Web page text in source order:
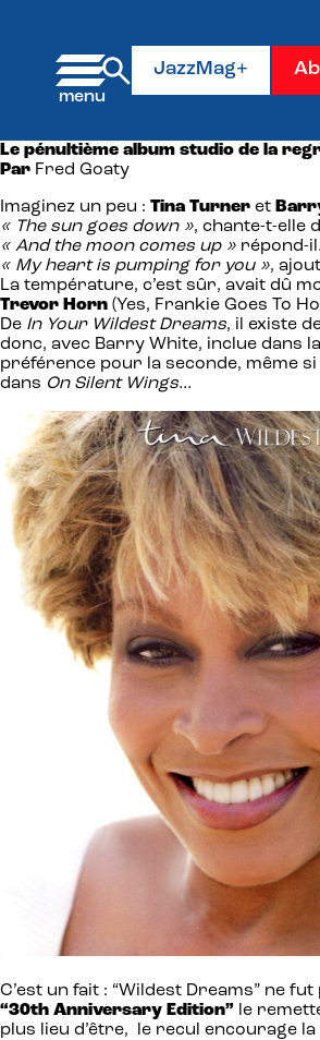
JazzMag+
Le pénultième album studio de la
Par Fred Goaty
Imaginez un peu : Tina Turner et
« The sun goes down », chante-t-elle
« And the moon comes up » répond-
« My heart is pumping for you »,
La température, c’est sûr, avait dû
Trevor Horn (Yes, Frankie Goes To
De In Your Wildest Dreams, il existe
donc, avec Barry White, inclue dans
préférence pour la seconde, même
dans On Silent Wings…
C’est un fait : “Wildest Dreams” ne
“30th Anniversary Edition” le
plus lieu d’être, le recul encourage